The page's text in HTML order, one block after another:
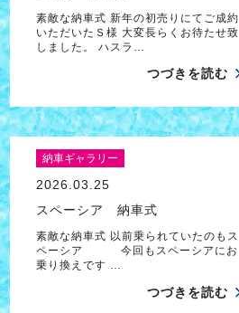
素敵な納車式 新年の初売りにてご成約
いただいたＳ様 大変長らくお待たせ致
しました。 ハスラ…
つづきを読む
納車ギャラリー
2026.03.25
スペーシア 納車式
素敵な納車式 以前乗られていたのもス
ペーシア 今回もスペーシアにお
乗り換えです …
つづきを読む